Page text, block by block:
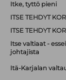
Itke, tyttö pieni
ITSE TEHDYT
ITSE TEHDYT
Itse valtiaat -
johtajista
Itä-Karjalan